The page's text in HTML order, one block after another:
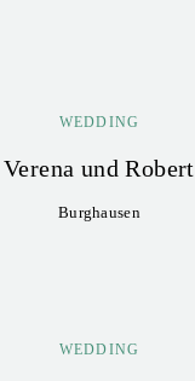
WEDDING
Verena und Robert
Burghausen
WEDDING